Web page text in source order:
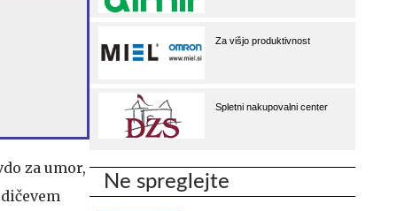
za umor,
Ne spreglejte